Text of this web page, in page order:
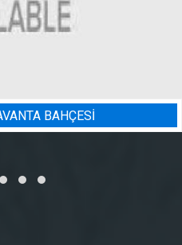
BADEM BAHÇESI